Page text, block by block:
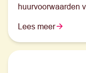
huurvoorwaarden
Lees meer